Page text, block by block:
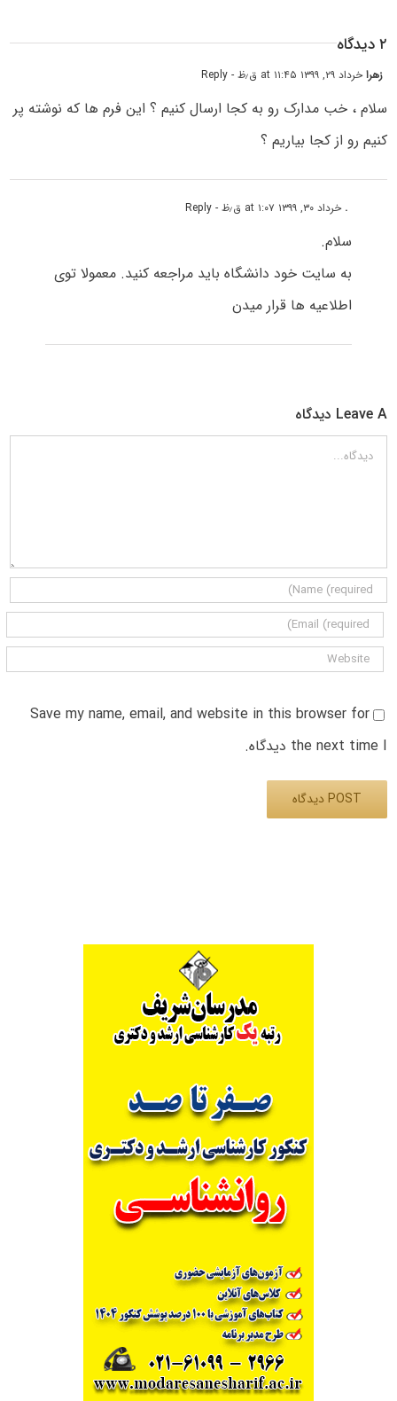
۲ دیدگاه
زهراخرداد ۲۹, ۱۳۹۹ at ۱۱:۴۵ ق٫ظ - Reply
سلام ، خب مدارک رو به کجا ارسال کنیم ؟ این فرم ها که نوشته پر
کنیم رو از کجا بیاریم ؟
. خرداد ۳۰, ۱۳۹۹ at ۱:۰۷ ق٫ظ - Reply
سلام.
به سایت خود دانشگاه باید مراجعه کنید. معمولا توی
اطلاعیه ها قرار میدن
Leave A دیدگاه
دیدگاه
Save my name, email, and website in this browser for
the next time I دیدگاه.